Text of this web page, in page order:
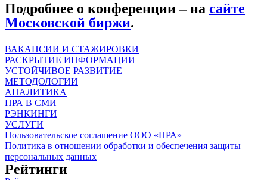
Подробнее о конференции – на сайте
Московской биржи.
ВАКАНСИИ И СТАЖИРОВКИ
РАСКРЫТИЕ ИНФОРМАЦИИ
УСТОЙЧИВОЕ РАЗВИТИЕ
МЕТОДОЛОГИИ
АНАЛИТИКА
НРА В СМИ
РЭНКИНГИ
УСЛУГИ
Пользовательское соглашение ООО «НРА»
Политика в отношении обработки и обеспечения защиты
персональных данных
Рейтинги